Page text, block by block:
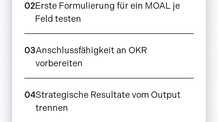
02Erste Formulierung für ein MOAL je
Feld testen
03Anschlussfähigkeit an OKR
vorbereiten
04Strategische Resultate vom Output
trennen